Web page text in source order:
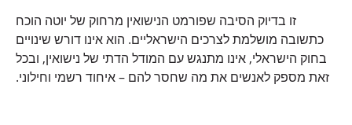
זו בדיוק הסיבה שפורמט הנישואין מרחוק של יוטה הוכח
כתשובה מושלמת לצרכים הישראליים. הוא אינו דורש שינויים
בחוק הישראלי, אינו מתנגש עם המודל הדתי של נישואין, ובכל
זאת מספק לאנשים את מה שחסר להם – איחוד רשמי וחילוני.